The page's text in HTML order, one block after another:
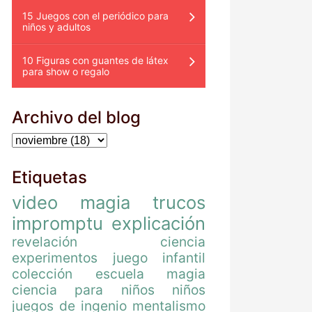
15 Juegos con el periódico para
niños y adultos
10 Figuras con guantes de látex
para show o regalo
Archivo del blog
Etiquetas
video magia
trucos
impromptu explicación
revelación
ciencia
experimentos
juego
infantil
colección
escuela magia
ciencia para niños
niños
juegos de ingenio mentalismo